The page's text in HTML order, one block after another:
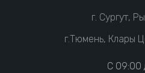
г. Сургут,
г.Тюмень, Клары
C 09:00